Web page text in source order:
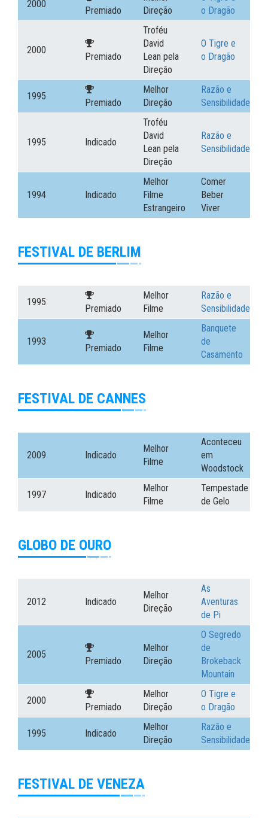
2000
Premiado
Direção
o Dragão
2000
Premiado
Troféu
David
Lean pela
Direção
O Tigre e
o Dragão
1995
Premiado
Melhor
Direção
Razão e
Sensibilidade
1995 Indicado
Troféu
David
Lean pela
Direção
Razão e
Sensibilidade
1994 Indicado
Melhor
Filme
Estrangeiro
Comer
Beber
Viver
FESTIVAL DE BERLIM
1995
Premiado
Melhor
Filme
Razão e
Sensibilidade
1993
Premiado
Melhor
Filme
Banquete
de
Casamento
FESTIVAL DE CANNES
2009 Indicado
Melhor
Filme
Aconteceu
em
Woodstock
1997 Indicado
Melhor
Filme
Tempestade
de Gelo
GLOBO DE OURO
2012 Indicado
Melhor
Direção
As
Aventuras
de Pi
2005
Premiado
Melhor
Direção
O Segredo
de
Brokeback
Mountain
2000
Premiado
Melhor
Direção
O Tigre e
o Dragão
1995 Indicado
Melhor
Direção
Razão e
Sensibilidade
FESTIVAL DE VENEZA